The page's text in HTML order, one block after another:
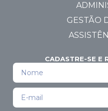
GESTÃO
CADASTRE-SE E